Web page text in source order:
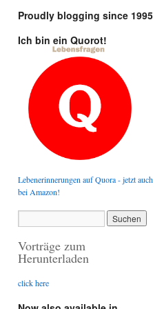
Proudly blogging since 1995
Ich bin ein Quorot!
Lebenerinnerungen auf Quora - jetzt auch
bei Amazon!
Vorträge zum
Herunterladen
click here